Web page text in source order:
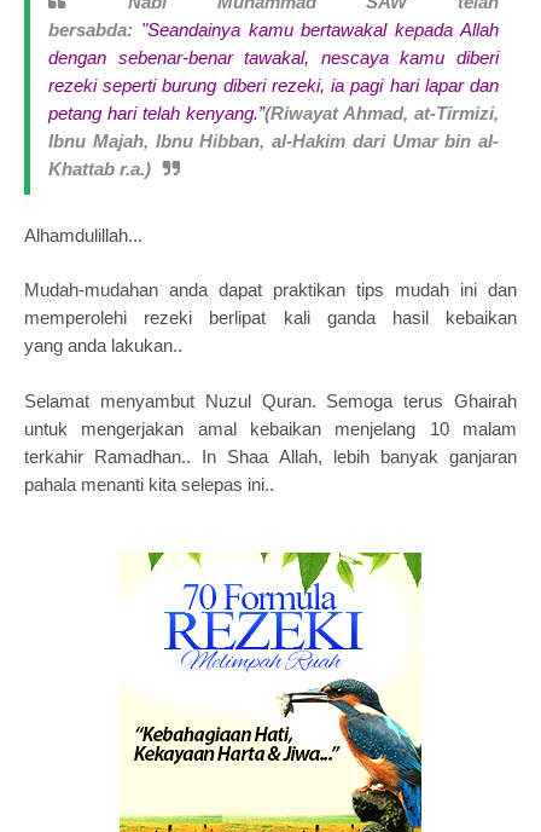
bersabda: "Seandainya kamu bertawakal kepada Allah
dengan sebenar-benar tawakal, nescaya kamu diberi
rezeki seperti burung diberi rezeki, ia pagi hari lapar dan
petang hari telah kenyang.”(Riwayat Ahmad, at-Tirmizi,
Ibnu Majah, Ibnu Hibban, al-Hakim dari Umar bin al-
Khattab r.a.)
Alhamdulillah...
Mudah-mudahan anda dapat praktikan tips mudah ini dan
memperolehi rezeki berlipat kali ganda hasil kebaikan
yang anda lakukan..
Selamat menyambut Nuzul Quran. Semoga terus Ghairah
untuk mengerjakan amal kebaikan menjelang 10 malam
terkahir Ramadhan.. In Shaa Allah, lebih banyak ganjaran
pahala menanti kita selepas ini..